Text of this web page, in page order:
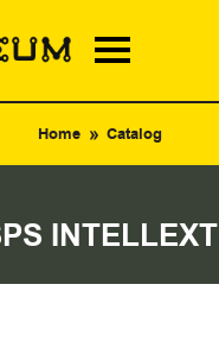
Home Catalog
INTELLEXT